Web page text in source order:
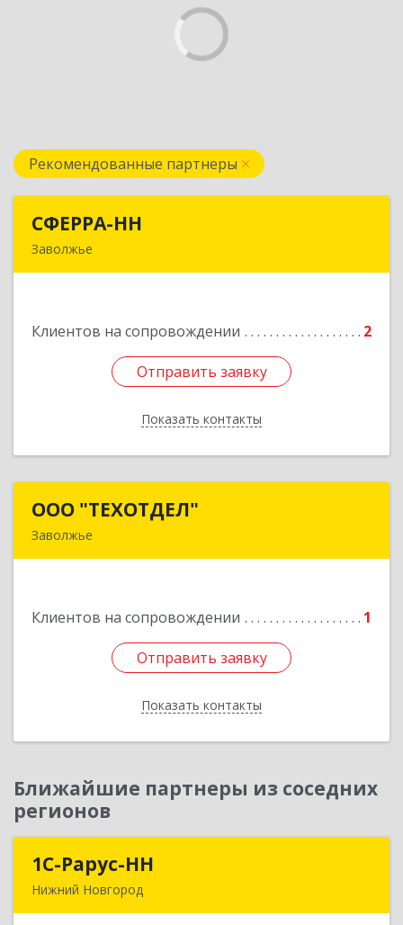
Рекомендованные партнеры
СФЕРРА-НН
Заволжье
Клиентов на сопровождении 2
Отправить заявку
Показать контакты
Отправить заявку
Назад
ООО "ТЕХОТДЕЛ"
Заволжье
Клиентов на сопровождении 1
Отправить заявку
Показать контакты
Отправить заявку
Назад
Ближайшие партнеры из соседних
регионов
1С-Рарус-НН
Нижний Новгород